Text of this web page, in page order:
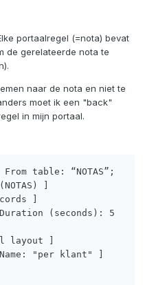
portaalregel (=nota) bevat
de gerelateerde nota te
naar de nota en niet te
moet ik een "back"
in mijn portaal.
table: “NOTAS”;
]
]
(seconds): 5
layout ]
"per klant" ]